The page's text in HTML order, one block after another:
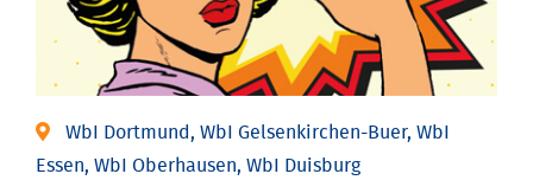
WbI Dortmund, WbI Gelsenkirchen-Buer, WbI
Essen, WbI Oberhausen, WbI Duisburg